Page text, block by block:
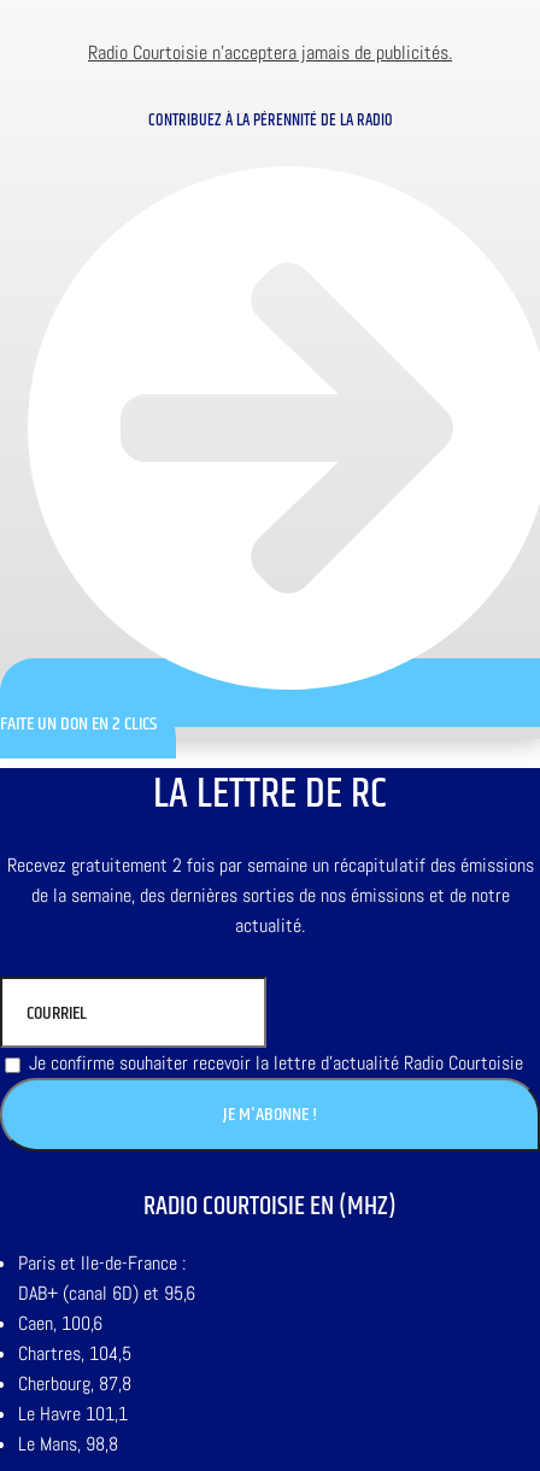
Radio Courtoisie n’acceptera jamais de publicités.
CONTRIBUEZ À LA PÉRENNITÉ DE LA RADIO
FAITE UN DON EN 2 CLICS
LA LETTRE DE RC
Recevez gratuitement 2 fois par semaine un récapitulatif des émissions
de la semaine, des dernières sorties de nos émissions et de notre
actualité.
Je confirme souhaiter recevoir la lettre d'actualité Radio Courtoisie
RADIO COURTOISIE EN (MHZ)
Paris et Ile-de-France :
DAB+ (canal 6D) et 95,6
Caen, 100,6
Chartres, 104,5
Cherbourg, 87,8
Le Havre 101,1
Le Mans, 98,8